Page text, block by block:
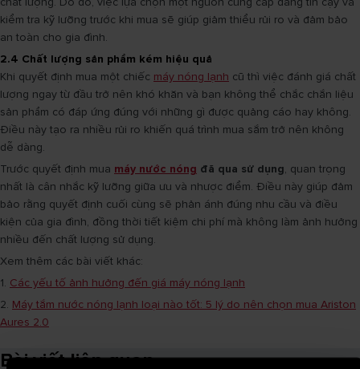
kiểm tra kỹ lưỡng trước khi mua sẽ giúp giảm thiểu rủi ro và đảm bảo
an toàn cho gia đình.
2.4 Chất lượng sản phẩm kém hiệu quả
Khi quyết định mua một chiếc máy nóng lạnh cũ thì việc đánh giá chất
lượng ngay từ đầu trở nên khó khăn và bạn không thể chắc chắn liệu
sản phẩm có đáp ứng đúng với những gì được quảng cáo hay không.
Điều này tạo ra nhiều rủi ro khiến quá trình mua sắm trở nên không
dễ dàng.
Trước quyết định mua máy nước nóng đã qua sử dụng, quan trọng
nhất là cân nhắc kỹ lưỡng giữa ưu và nhược điểm. Điều này giúp đảm
bảo rằng quyết định cuối cùng sẽ phản ánh đúng nhu cầu và điều
kiện của gia đình, đồng thời tiết kiệm chi phí mà không làm ảnh hưởng
nhiều đến chất lượng sử dụng.
Xem thêm các bài viết khác:
1. Các yếu tố ảnh hưởng đến giá máy nóng lạnh
2. Máy tắm nước nóng lạnh loại nào tốt: 5 lý do nên chọn mua Ariston
Aures 2.0
Bài viết liên quan